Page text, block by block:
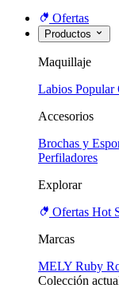
Ofertas
Productos
Maquillaje
Labios Popular
Accesorios
Brochas y
Perfiladores
Explorar
Ofertas Hot
Marcas
MELY Ruby
Colección